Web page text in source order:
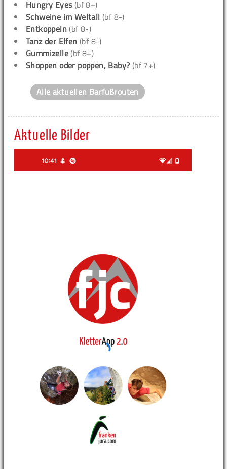
Hungry Eyes(bf 8+)
Schweine im Weltall (bf 8-)
Entkoppeln (bf 8-)
Tanz der Elfen (bf 8-)
Gummizelle (bf 8+)
Shoppen oder poppen, Baby? (bf 7+)
Alle aktuellen Barfußrouten
Aktuelle Bilder